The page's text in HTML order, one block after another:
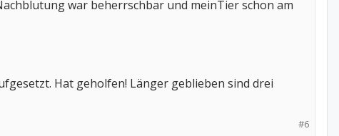
war beherrschbar und meinTier schon am
Hat geholfen! Länger geblieben sind drei
#6